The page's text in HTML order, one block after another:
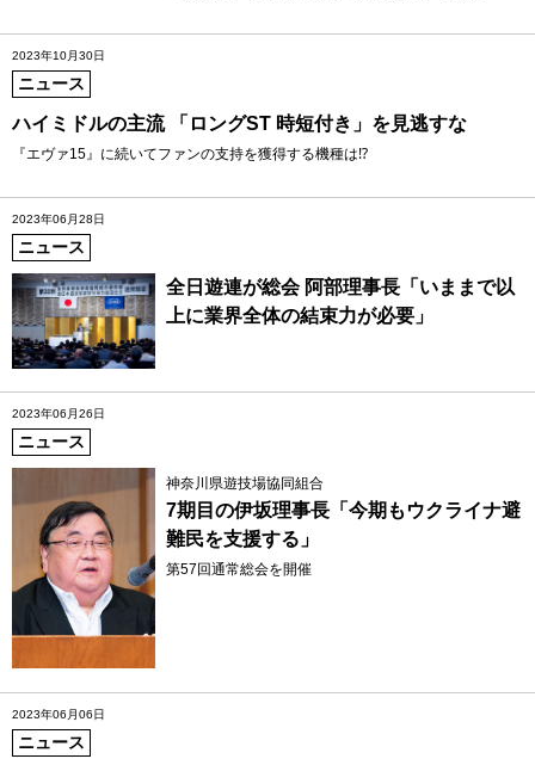
2023年10月30日
ニュース
ハイミドルの主流 「ロングST 時短付き」を見逃すな
『エヴァ15』に続いてファンの支持を獲得する機種は⁉
2023年06月28日
ニュース
全日遊連が総会 阿部理事長「いままで以
上に業界全体の結束力が必要」
2023年06月26日
ニュース
神奈川県遊技場協同組合
7期目の伊坂理事長「今期もウクライナ避
難民を支援する」
第57回通常総会を開催
2023年06月06日
ニュース